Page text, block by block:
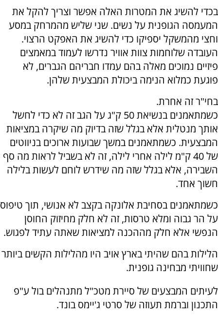
בכדי להשיג את המטרות האלה אפשר וצריך להקל את
המעמסה הגופנית על נשים. שני שליש מהמרחק במסע
וחצי מהמשקל יספיקו כדי להשיג את האפקט הרצוי.
העובדה שלוחמות צוות אוויר נדרשו לעמוד במאמצים
פיזיים נמוכים מאלה בהם עמדו חבריהם הגברים, לא
פוגעת כמלוא הנימה ביכולת המבצעית שלהן.
בחי"ר זה אחרת.
כשמתאמנים בנשיאת 50 ק"ג על הגב זה לא כדי לחשל
אותך מנטלית אלא בגלל שזה בדיוק מה שיקרה במציאות
המבצעית. כשמתאמנים במשך שבועות ארוכים בניווטים
של 40 ק"מ לילה אחרי לילה, זה לא בשביל לראות מה סף
השבירה, אלא בגלל שזה מה שידרש לוחם לעשות בלילה
חשוך אחד.
כשמתאמנים בסחיבת אלונקה בקצב לא אנושי, תוך טיפוס
על הר גבוה ומלא טרסות, זה לא חלק מחיזוק החוסן
הנפשי אלא חלק מההכנה למציאות שאתה עתיד לפגוש.
הלילות בהם שהיתי בארץ אויב היו מהלילות הקשים ביותר
שחוויתי מבחינה גופנית.
לעיתים המבצעים של סיירת מטכ"ל מתנהלים בול ע"פ
התכנון וברמת תעוזה של סרטי ג'יימס בונד.